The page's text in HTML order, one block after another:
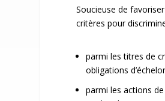
Soucieuse de
critères pour
parmi les titres de
obligations
parmi les actions